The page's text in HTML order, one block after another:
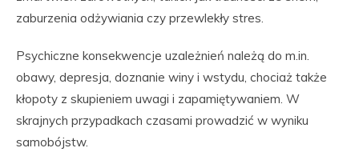
zaburzenia odżywiania czy przewlekły stres.
Psychiczne konsekwencje uzależnień należą do m.in.
obawy, depresja, doznanie winy i wstydu, chociaż także
kłopoty z skupieniem uwagi i zapamiętywaniem. W
skrajnych przypadkach czasami prowadzić w wyniku
samobójstw.